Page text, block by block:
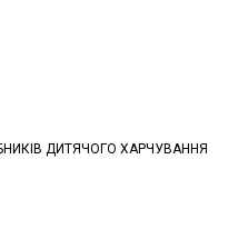
ДИТЯЧОГО ХАРЧУВАННЯ